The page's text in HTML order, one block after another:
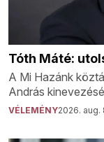
Tóth Máté:
A Mi Hazánk
András
VÉLEMÉNY2026. aug.